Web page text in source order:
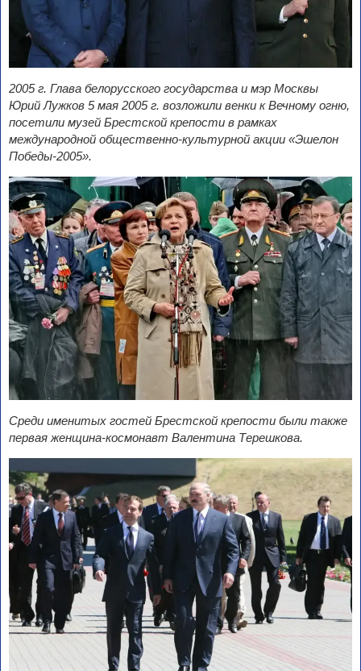
2005 г. Глава белорусского государства и мэр Москвы
Юрий Лужков 5 мая 2005 г. возложили венки к Вечному огню,
посетили музей Брестской крепости в рамках
международной общественно-культурной акции «Эшелон
Победы-2005».
Среди именитых гостей Брестской крепости были также
первая женщина-космонавт Валентина Терешкова.